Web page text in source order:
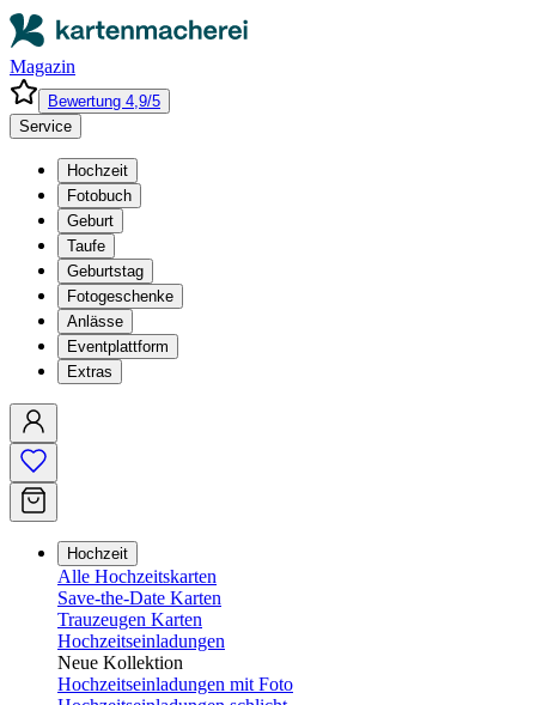
Magazin
Bewertung 4,9/5
Service
Hochzeit
Fotobuch
Geburt
Taufe
Geburtstag
Fotogeschenke
Anlässe
Eventplattform
Extras
Hochzeit
Alle Hochzeitskarten
Save-the-Date Karten
Trauzeugen Karten
Hochzeitseinladungen
Neue Kollektion
Hochzeitseinladungen mit Foto